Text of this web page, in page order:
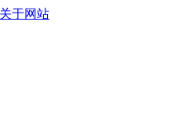
关于网站